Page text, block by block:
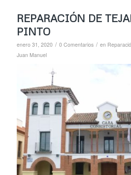
REPARACIÓN DE
PINTO
enero 31, 2020 / 0 Comentarios / en
Juan Manuel